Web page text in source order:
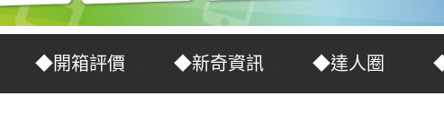
◆開箱評價 ◆新奇資訊 ◆達人圈